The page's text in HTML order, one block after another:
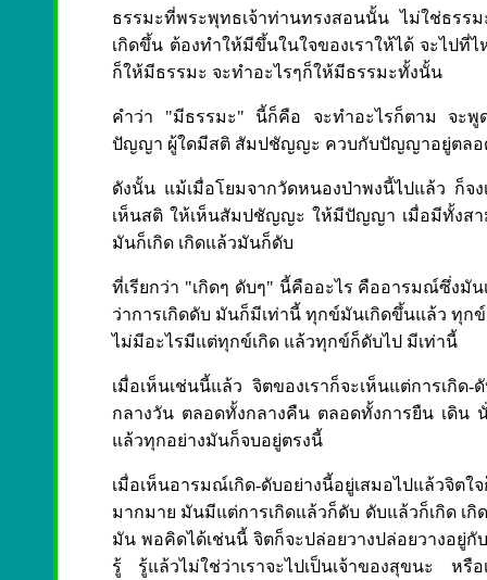
ธรรมะที่พระพุทธเจ้าท่านทรงสอนนั้น ไม่ใช่ธรร
เกิดขึ้น ต้องทำให้มีขึ้นในใจของเราให้ได้ จะไป
ก็ให้มีธรรมะ จะทำอะไรๆก็ให้มีธรรมะทั้งนั้น
คำว่า "มีธรรมะ" นี้ก็คือ จะทำอะไรก็ตาม จะ
ปัญญา ผู้ใดมีสติ สัมปชัญญะ ควบกับปัญญาอยู่ตลอด
ดังนั้น แม้เมื่อโยมจากวัดหนองป่าพงนี้ไปแล้ว ก็จ
เห็นสติ ให้เห็นสัมปชัญญะ ให้มีปัญญา เมื่อมีทั้งสา
มันก็เกิด เกิดแล้วมันก็ดับ
ที่เรียกว่า "เกิดๆ ดับๆ" นี้คืออะไร คืออารมณ์ซึ่งมั
ว่าการเกิดดับ มันก็มีเท่านี้ ทุกข์มันเกิดขึ้นแล้ว ทุ
ไม่มีอะไรมีแต่ทุกข์เกิด แล้วทุกข์ก็ดับไป มีเท่านี้
เมื่อเห็นเช่นนี้แล้ว จิตของเราก็จะเห็นแต่การเกิ
กลางวัน ตลอดทั้งกลางคืน ตลอดทั้งการยืน เดิน
แล้วทุกอย่างมันก็จบอยู่ตรงนี้
เมื่อเห็นอารมณ์เกิด-ดับอย่างนี้อยู่เสมอไปแล้ว
มากมาย มันมีแต่การเกิดแล้วก็ดับ ดับแล้วก็เกิด เ
มัน พอคิดได้เช่นนี้ จิตก็จะปล่อยวางปล่อยวางอยู่กั
รู้ รู้แล้วไม่ใช่ว่าเราจะไปเป็นเจ้าของสุขนะ หรื